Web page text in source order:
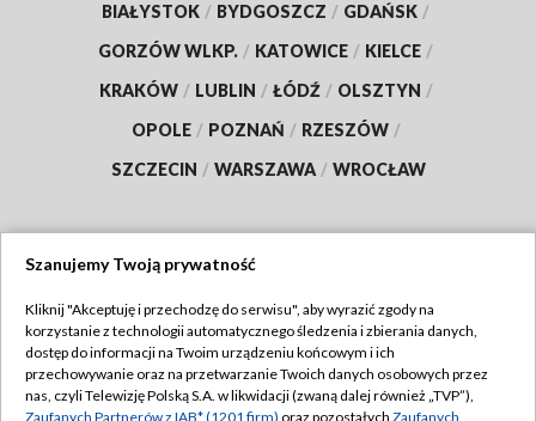
BIAŁYSTOK / BYDGOSZCZ / GDAŃSK /
GORZÓW WLKP. / KATOWICE / KIELCE /
KRAKÓW / LUBLIN / ŁÓDŹ / OLSZTYN /
OPOLE / POZNAŃ / RZESZÓW /
SZCZECIN / WARSZAWA / WROCŁAW
TVP
Abonament TVP
Emisja w TVP
Regulamin TVP
Szanujemy Twoją prywatność
Kliknij "Akceptuję i przechodzę do serwisu", aby wyrazić zgody na
korzystanie z technologii automatycznego śledzenia i zbierania danych,
dostęp do informacji na Twoim urządzeniu końcowym i ich
przechowywanie oraz na przetwarzanie Twoich danych osobowych przez
nas, czyli Telewizję Polską S.A. w likwidacji (zwaną dalej również „TVP”),
Zaufanych Partnerów z IAB* (1201 firm) oraz pozostałych Zaufanych